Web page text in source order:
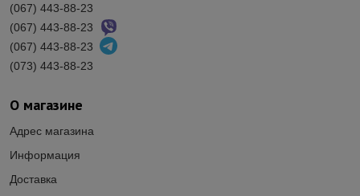
О магазине
Адрес магазина
Информация
Доставка
(067) 443-88-23
(067) 443-88-23
(067) 443-88-23
(073) 443-88-23